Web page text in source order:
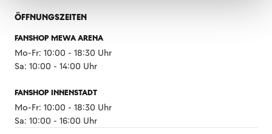
ÖFFNUNGSZEITEN
FANSHOP MEWA ARENA
Mo-Fr: 10:00 - 18:30 Uhr
Sa: 10:00 - 14:00 Uhr
FANSHOP INNENSTADT
Mo-Fr: 10:00 - 18:30 Uhr
Sa: 10:00 - 16:00 Uhr